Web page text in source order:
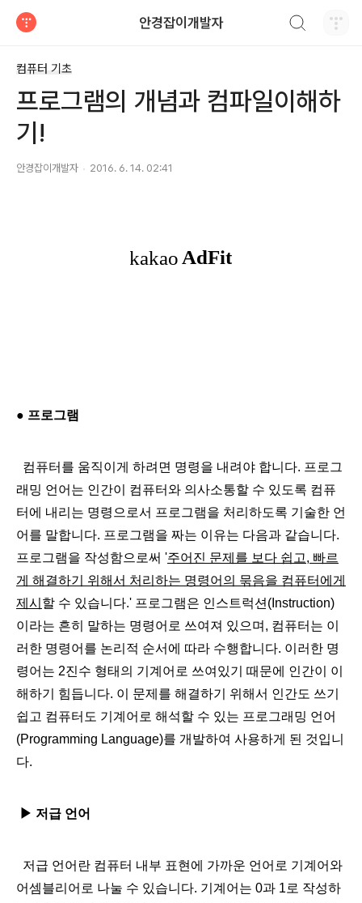
안경잡이개발자
컴퓨터 기초
프로그램의 개념과 컴파일이해하
기!
안경잡이개발자 2016. 6. 14. 02:41
● 프로그램
컴퓨터를 움직이게 하려면 명령을 내려야 합니다. 프로그
래밍 언어는 인간이 컴퓨터와 의사소통할 수 있도록 컴퓨
터에 내리는 명령으로서 프로그램을 처리하도록 기술한 언
어를 말합니다. 프로그램을 짜는 이유는 다음과 같습니다.
프로그램을 작성함으로써 '주어진 문제를 보다 쉽고, 빠르
게 해결하기 위해서 처리하는 명령어의 묶음을 컴퓨터에게
제시 할 수 있습니다.' 프로그램은 인스트럭션(Instruction)
이라는 흔히 말하는 명령어로 쓰여져 있으며, 컴퓨터는 이
러한 명령어를 논리적 순서에 따라 수행합니다. 이러한 명
령어는 2진수 형태의 기계어로 쓰여있기 때문에 인간이 이
해하기 힘듭니다. 이 문제를 해결하기 위해서 인간도 쓰기
쉽고 컴퓨터도 기계어로 해석할 수 있는 프로그래밍 언어
(Programming Language)를 개발하여 사용하게 된 것입니
다.​
▶ 저급 언어
저급 언어란 컴퓨터 내부 표현에 가까운 언어로 기계어와
어셈블리어로 나눌 수 있습니다. 기계어는 0과 1로 작성하